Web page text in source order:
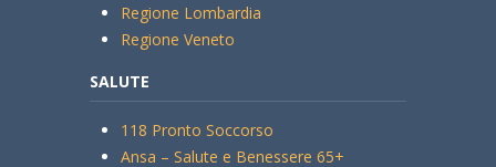
Regione Lombardia
Regione Veneto
SALUTE
118 Pronto Soccorso
Ansa – Salute e Benessere 65+